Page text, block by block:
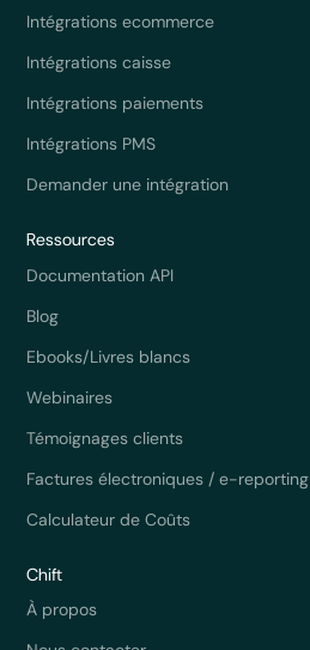
Intégrations ecommerce
Intégrations caisse
Intégrations paiements
Intégrations PMS
Demander une intégration
Ressources
Documentation API
Blog
Ebooks/Livres blancs
Webinaires
Témoignages clients
Factures électroniques / e-reporting
Calculateur de Coûts
Chift
À propos